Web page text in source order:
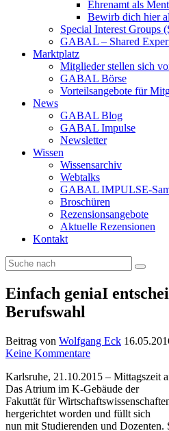
Ehrenamt als
Bewirb dich hier
Special Interest Groups
GABAL – Shared
Marktplatz
Mitglieder stellen sich
GABAL Börse
Vorteilsangebote für
News
GABAL Blog
GABAL Impulse
Newsletter
Wissen
Wissensarchiv
Webtalks
GABAL IMPULSE-
Broschüren
Rezensionsangebote
Aktuelle Rezensionen
Kontakt
Einfach geniaI
Berufswahl
Beitrag von Wolfgang Eck
Keine Kommentare
Karlsruhe, 21.10.2015 – Mittagszeit
Das Atrium im K-Gebäude der
Fakuttät für
hergerichtet worden und füllt sich
nun mit Studierenden und Dozenten.